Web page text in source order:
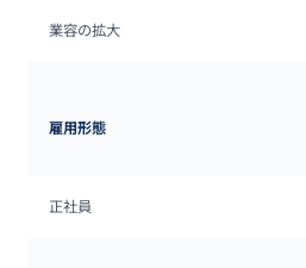
業容の拡大
雇用形態
正社員